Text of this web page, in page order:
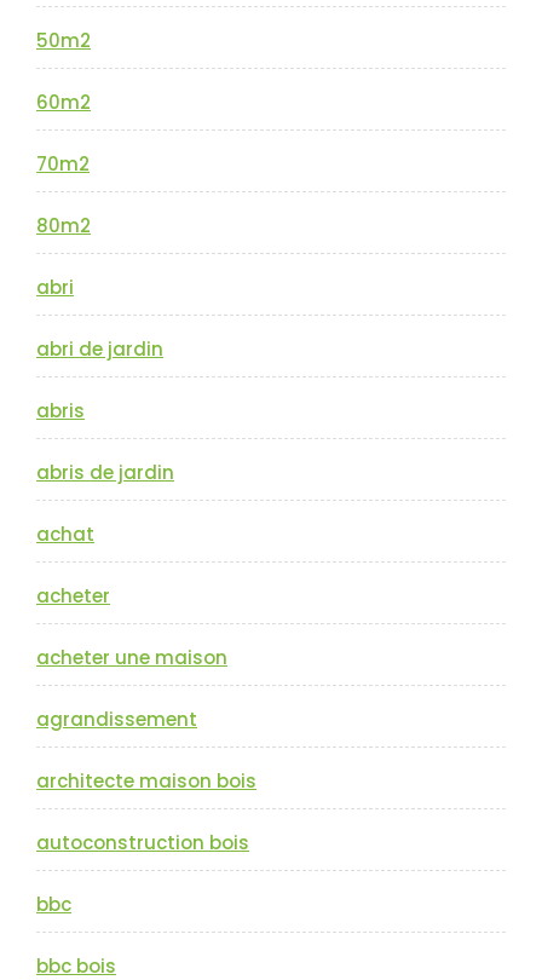
50m2
60m2
70m2
80m2
abri
abri de jardin
abris
abris de jardin
achat
acheter
acheter une maison
agrandissement
architecte maison bois
autoconstruction bois
bbc
bbc bois